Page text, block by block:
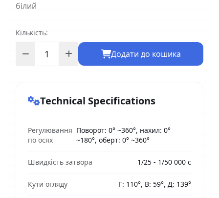
білий
Кількість:
Додати до кошика
Technical Specifications
Регулювання
по осях
Поворот: 0° ~360°, нахил: 0°
~180°, оберт: 0° ~360°
Швидкість затвора 1/25 - 1/50 000 с
Кути огляду Г: 110°, В: 59°, Д: 139°